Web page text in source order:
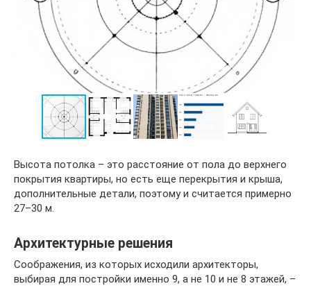
Высота потолка – это расстояние от пола до верхнего
покрытия квартиры, но есть еще перекрытия и крыша,
дополнительные детали, поэтому и считается примерно
27–30 м.
Архитектурные решения
Соображения, из которых исходили архитекторы,
выбирая для постройки именно 9, а не 10 и не 8 этажей, –